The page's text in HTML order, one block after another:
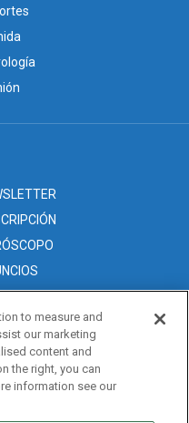
to measure and
our marketing
content and
the right, you can
information see our